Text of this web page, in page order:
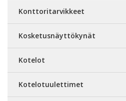
Konttoritarvikkeet
Kosketusnäyttökynät
Kotelot
Kotelotuulettimet